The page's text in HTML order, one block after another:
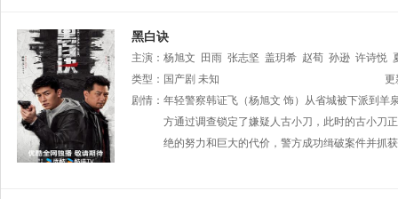
黑白诀
主演： 杨旭文 田雨 张志坚 盖玥希 赵荀 孙逊 许诗悦
类型： 国产剧 未知
更
剧情： 年轻警察韩证飞（杨旭文 饰）从省城被下派到羊
方通过调查锁定了嫌疑人古小刀，此时的古小刀
绝的努力和巨大的代价，警方成功缉破案件并抓